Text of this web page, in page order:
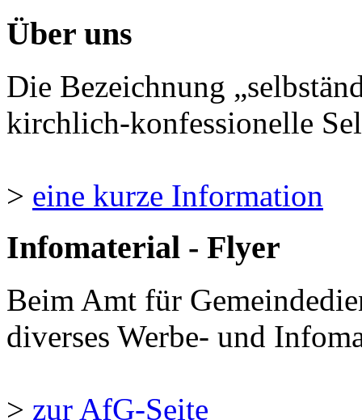
Über uns
Die Bezeichnung
kirchlich-konfessionelle
> eine kurze Information
Infomaterial - Flyer
Beim Amt für
diverses Werbe- und
> zur AfG-Seite